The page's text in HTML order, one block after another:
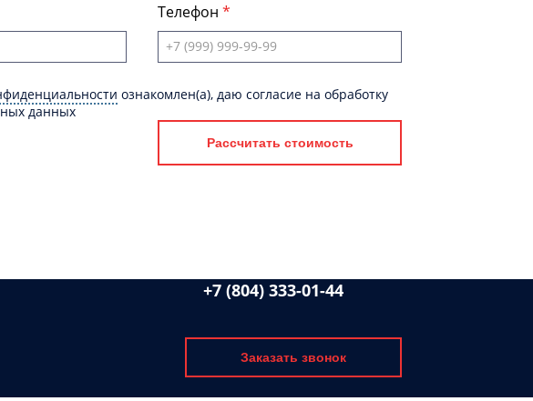
Телефон
ознакомлен(а), даю согласие на обработку
данных
Рассчитать стоимость
+7 (804) 333-01-44
Заказать звонок